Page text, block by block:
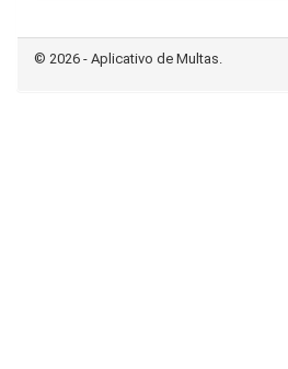
© 2026 - Aplicativo de Multas.